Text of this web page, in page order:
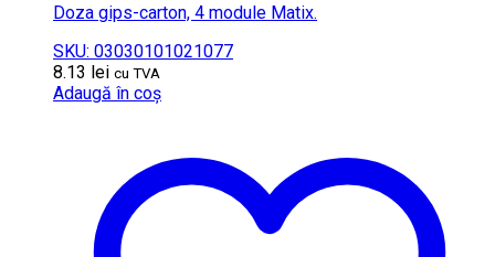
Doza gips-carton, 4 module Matix.
SKU: 03030101021077
8.13 lei cu TVA
Adaugă în coș